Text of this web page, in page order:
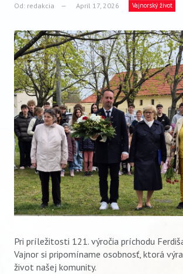
VIDEO
AUDIO
ARCHÍV VYDANÍ
Od: redakcia April 17, 2026 Vajnorský život
Pri príležitosti 121. výročia príchodu
Vajnor si pripomíname osobnosť, ktorá
život našej komunity.